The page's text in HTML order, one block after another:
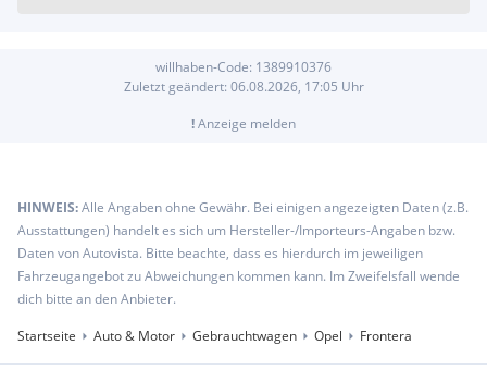
willhaben-Code: 1389910376
Zuletzt geändert: 06.08.2026, 17:05 Uhr
!Anzeige melden
HINWEIS:Alle Angaben ohne Gewähr. Bei einigen angezeigten Daten (z.B.
Ausstattungen) handelt es sich um Hersteller-/Importeurs-Angaben bzw.
Daten von Autovista. Bitte beachte, dass es hierdurch im jeweiligen
Fahrzeugangebot zu Abweichungen kommen kann. Im Zweifelsfall wende
dich bitte an den Anbieter.
Startseite
Auto & Motor Gebrauchtwagen Opel Frontera